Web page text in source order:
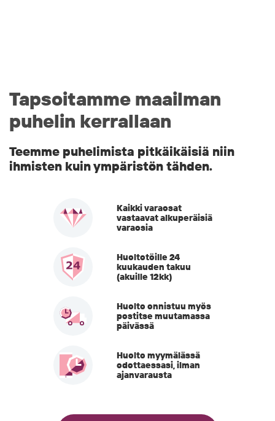
Tapsoitamme maailman
puhelin kerrallaan
Teemme puhelimista pitkäikäisiä niin
ihmisten kuin ympäristön tähden.
Kaikki varaosat
vastaavat alkuperäisiä
varaosia
Huoltotöille 24
kuukauden takuu
(akuille 12kk)
Huolto onnistuu myös
postitse muutamassa
päivässä
Huolto myymälässä
odottaessasi, ilman
ajanvarausta